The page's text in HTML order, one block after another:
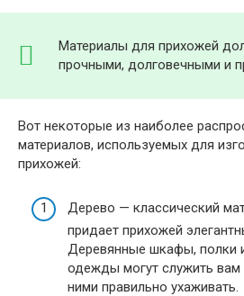
Материалы для прихожей
прочными, долговечными и
Вот некоторые из наиболее
материалов, используемых для
прихожей:
Дерево — классический
придает прихожей
Деревянные шкафы, полки
одежды могут служить вам
ними правильно ухаживать.